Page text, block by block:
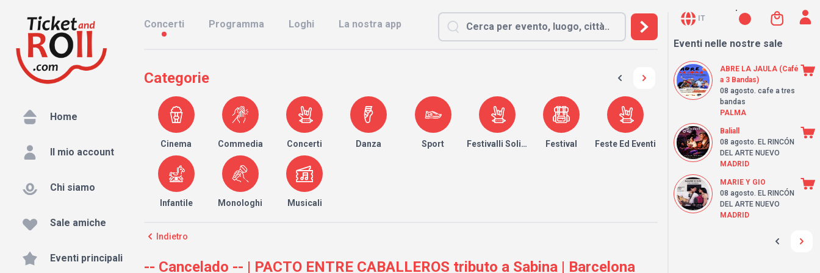
Home
Il mio account
Chi siamo
Sale amiche
Eventi principali
Concerti Programma Loghi La nostra app
Categorie
Cinema Commedia Concerti Danza Sport Festivalli Solidari Festival Feste Ed Eventi
Infantile Monologhi Musicali
Indietro
-- Cancelado -- | PACTO ENTRE CABALLEROS tributo a Sabina | Barcelona
IT
Eventi nelle nostre sale
ABRE LA JAULA (Café
a 3 Bandas)
08 agosto. cafe a tres
bandas
PALMA
Baliall
08 agosto. EL RINCÓN
DEL ARTE NUEVO
MADRID
MARIE Y GIO
08 agosto. EL RINCÓN
DEL ARTE NUEVO
MADRID